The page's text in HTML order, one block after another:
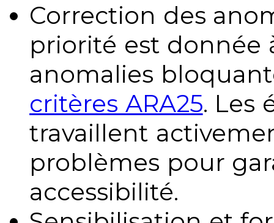
Correction des
priorité est donnée
anomalies
critères ARA25. Les
travaillent
problèmes pour
accessibilité.